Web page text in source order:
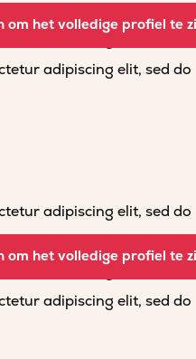
adipiscing elit, sed do
adipiscing elit, sed do
adipiscing elit, sed do
om het volledige profiel te
adipiscing elit, sed do
adipiscing elit, sed do
adipiscing elit, sed do
adipiscing elit, sed do
om het volledige profiel te